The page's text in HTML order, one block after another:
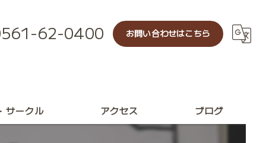
62-0400 お問い合わせはこちら
サークル アクセス ブログ